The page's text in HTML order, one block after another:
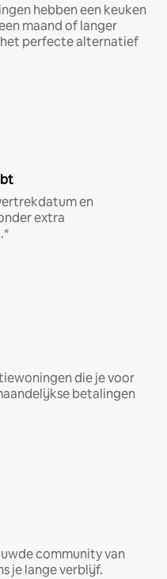
hebben een keuken
maand of langer
perfecte alternatief
en
extra
die je voor
betalingen
community van
je lange verblijf.